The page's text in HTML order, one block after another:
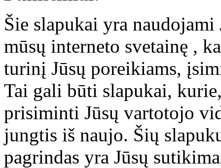
Šie slapukai yra
mūsų interneto svetainę ,
turinį Jūsų poreikiams,
Tai gali būti slapukai,
prisiminti Jūsų vartotojo
jungtis iš naujo. Šių
pagrindas yra Jūsų